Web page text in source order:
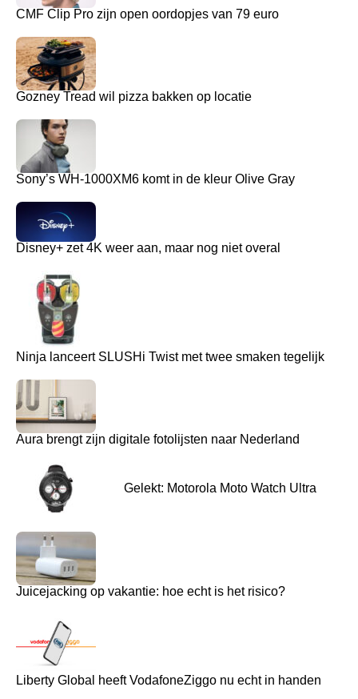
CMF Clip Pro zijn open oordopjes van 79 euro
Gozney Tread wil pizza bakken op locatie
Sony’s WH-1000XM6 komt in de kleur Olive Gray
Disney+ zet 4K weer aan, maar nog niet overal
Ninja lanceert SLUSHi Twist met twee smaken tegelijk
Aura brengt zijn digitale fotolijsten naar Nederland
Gelekt: Motorola Moto Watch Ultra
Juicejacking op vakantie: hoe echt is het risico?
Liberty Global heeft VodafoneZiggo nu echt in handen